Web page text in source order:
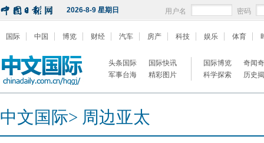
2026-8-9 星期日 用户名 密码
国际 中国 博览 财经 汽车 房产 科技 娱乐 体育
头条国际
国际快讯
军事台海
精彩图片
国际博览
奇闻
科学探索
历史
中文国际> 周边亚太